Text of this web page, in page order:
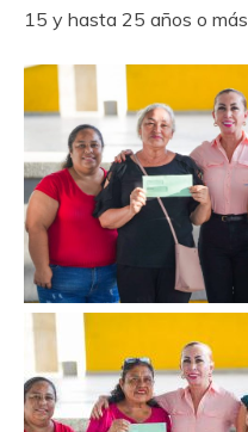
15 y hasta 25 años o más.